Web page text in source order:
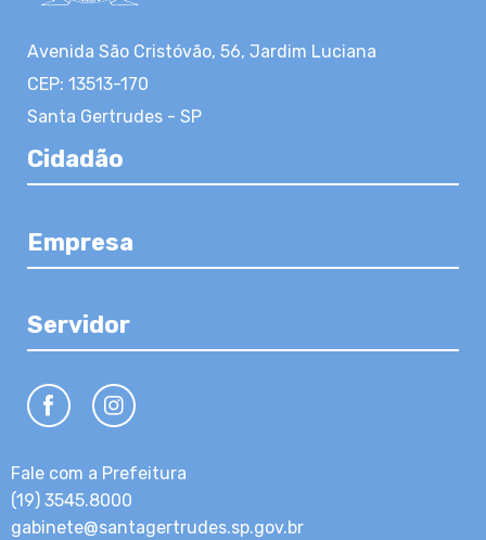
Avenida São Cristóvão, 56, Jardim Luciana
CEP: 13513-170
Santa Gertrudes - SP
Cidadão
Empresa
Servidor
Fale com a Prefeitura
(19) 3545.8000
gabinete@santagertrudes.sp.gov.br